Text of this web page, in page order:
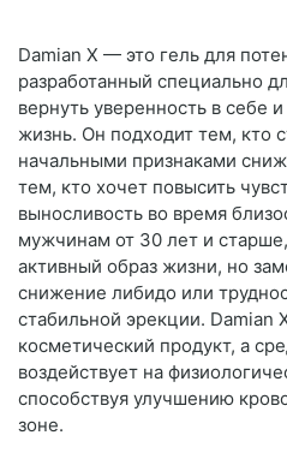
Damian X — это гель для
разработанный специально
вернуть уверенность в себе
жизнь. Он подходит тем, кто
начальными признаками
тем, кто хочет повысить
выносливость во время
мужчинам от 30 лет и
активный образ жизни, но
снижение либидо или
стабильной эрекции. Damian
косметический продукт, а
воздействует на
способствуя улучшению
зоне.